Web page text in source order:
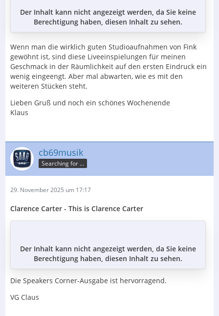
Der Inhalt kann nicht angezeigt werden, da Sie keine
Berechtigung haben, diesen Inhalt zu sehen.
Wenn man die wirklich guten Studioaufnahmen von Fink
gewöhnt ist, sind diese Liveeinspielungen für meinen
Geschmack in der Räumlichkeit auf den ersten Eindruck ein
wenig eingeengt. Aber mal abwarten, wie es mit den
weiteren Stücken steht.
Lieben Gruß und noch ein schönes Wochenende
Klaus
cb69musik
Searching for ...
29. November 2025 um 17:17
Clarence Carter - This is Clarence Carter
Der Inhalt kann nicht angezeigt werden, da Sie keine
Berechtigung haben, diesen Inhalt zu sehen.
Die Speakers Corner-Ausgabe ist hervorragend.
VG Claus